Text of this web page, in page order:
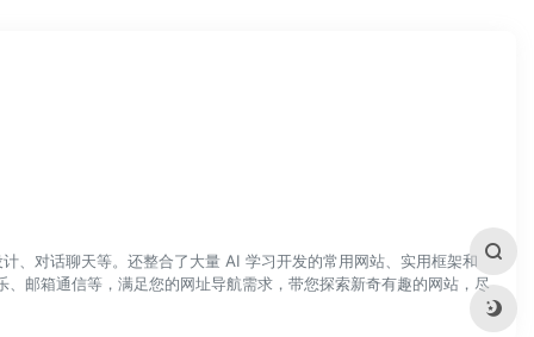
、对话聊天等。还整合了大量 AI 学习开发的常用网站、实用框架和
邮箱通信等，满足您的网址导航需求，带您探索新奇有趣的网站，尽